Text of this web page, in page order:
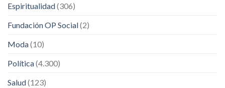
Espiritualidad(306)
Fundación OP Social(2)
Moda(10)
Política(4.300)
Salud(123)